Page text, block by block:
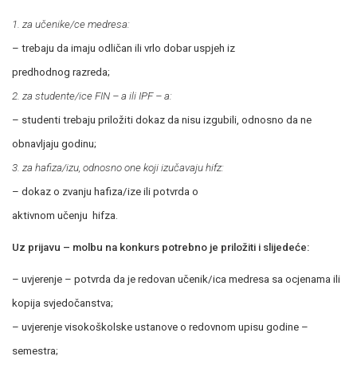
1. za učenike/ce medresa:
– trebaju da imaju odličan ili vrlo dobar uspjeh iz
predhodnog razreda;
2. za studente/ice FIN – a ili IPF – a:
– studenti trebaju priložiti dokaz da nisu izgubili, odnosno da ne
obnavljaju godinu;
3. za hafiza/izu, odnosno one koji izučavaju hifz:
– dokaz o zvanju hafiza/ize ili potvrda o
aktivnom učenju hifza.
Uz prijavu – molbu na konkurs potrebno je priložiti i slijedeće:
– uvjerenje – potvrda da je redovan učenik/ica medresa sa ocjenama ili
kopija svjedočanstva;
– uvjerenje visokoškolske ustanove o redovnom upisu godine –
semestra;